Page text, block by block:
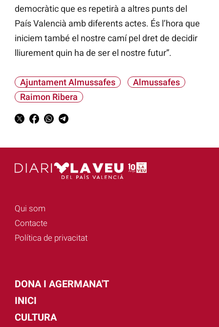
democràtic que es repetirà a altres punts del
País Valencià amb diferents actes. És l’hora que
iniciem també el nostre camí pel dret de decidir
lliurement quin ha de ser el nostre futur”.
Ajuntament Almussafes
Almussafes
Raimon Ribera
Qui som
Contacte
Política de privacitat
DONA I AGERMANA'T
INICI
CULTURA